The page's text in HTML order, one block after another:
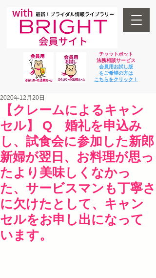
チャットボット
法務相談サービス
会員用お試し版
をご希望の方は
​こちらをクリック！
【クレームによるキャン
セル】 Q 婚礼を申込み
し、試食会に参加した新郎
新婦が翌日、お料理が思っ
たより美味しくなかっ
た、サービスマンも丁寧さ
に欠けたとして、キャン
セルをお申し出になって
います。
2020年12月20日